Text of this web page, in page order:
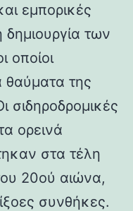
εμπορικές
των
οποίοι
θαύματα της
σιδηροδρομικές
ορεινά
στα τέλη
20ού αιώνα,
συνθήκες.